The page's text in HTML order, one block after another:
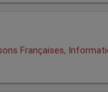
Françaises,